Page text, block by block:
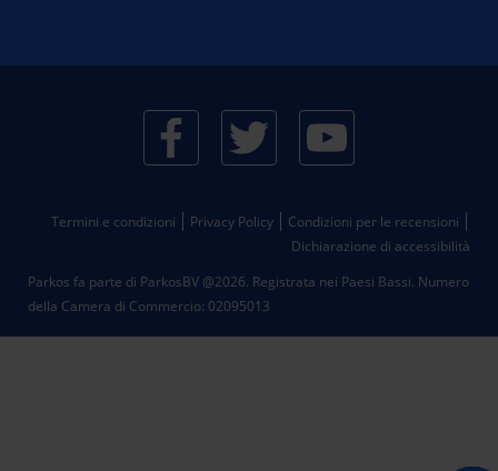
Parkos fa parte di ParkosBV @2026. Registrata nei Paesi Bassi. Numero
della Camera di Commercio: 02095013
Termini e condizioni Privacy Policy
Condizioni per le recensioni
Dichiarazione di accessibilità